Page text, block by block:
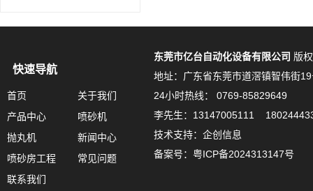
快速导航
首页
关于我们
产品中心
喷砂机
抛丸机
新闻中心
喷砂房工程
常见问题
联系我们
东莞市亿台自动化设备有限公司 版
地址：广东省东莞市道滘镇智伟街
24小时热线： 0769-85829649
李先生：13147005111
技术支持：企创信息
备案号： 粤ICP备2024313147号